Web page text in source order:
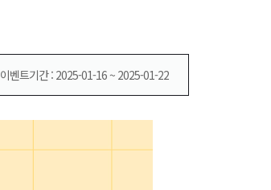
이벤트기간 : 2025-01-16 ~ 2025-01-22